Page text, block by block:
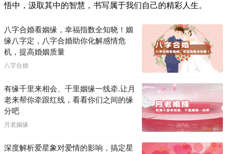
悟中，汲取其中的智慧，书写属于我们自己的精彩人生。
八字合婚看姻缘，幸福指数全知晓！姻
缘八字定，八字合婚助你化解感情危
机，提高婚姻质量
八字合婚
有缘千里来相会、千里姻缘一线牵.让月
老来帮你牵跟红线，看看你们之间的缘
分吧
月老姻缘
深度解析爱星象对爱情的影响，搞定星